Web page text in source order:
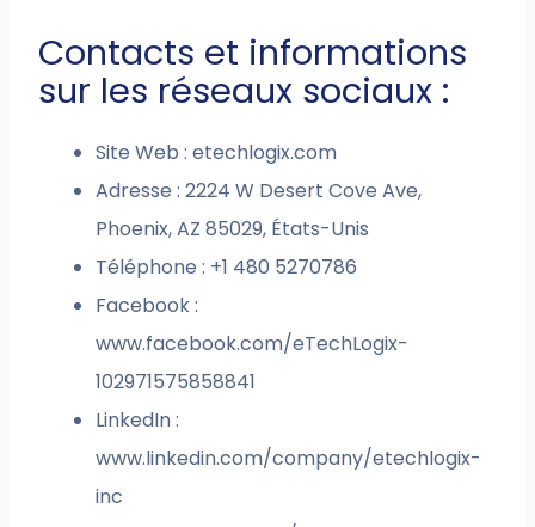
Contacts et informations
sur les réseaux sociaux :
Site Web : etechlogix.com
Adresse : 2224 W Desert Cove Ave,
Phoenix, AZ 85029, États-Unis
Téléphone : +1 480 5270786
Facebook :
www.facebook.com/eTechLogix-
102971575858841
LinkedIn :
www.linkedin.com/company/etechlogix-
inc